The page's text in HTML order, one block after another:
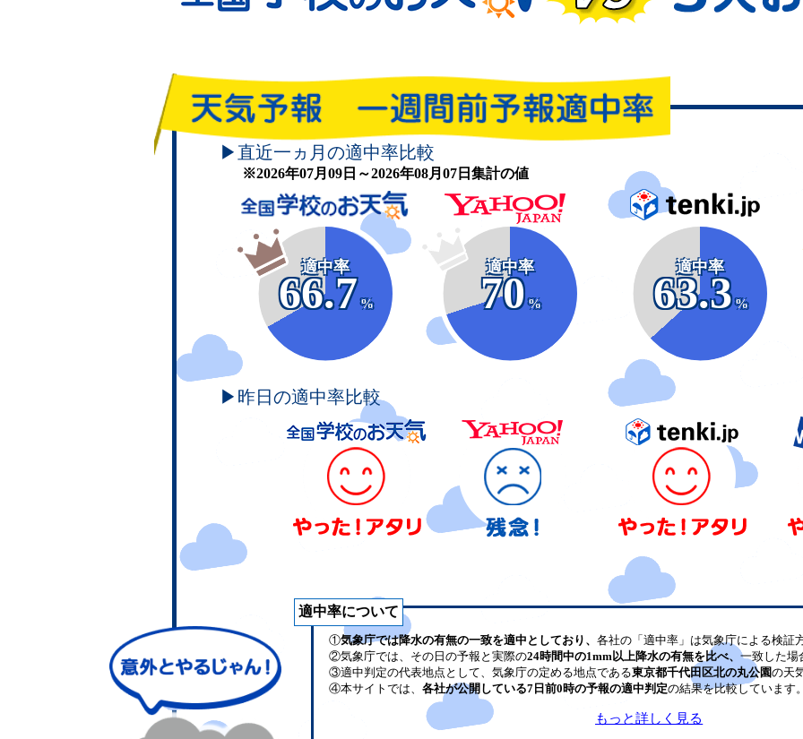
▶直近一ヵ月の適中率比較
※2026年07月09日～2026年08月07日集計の値
適中率
66.7
%
適中率
70
%
適中率
63.3
%
▶昨日の適中率比較
適中率について
①気象庁では降水の有無の一致を適中としており、 各社の「適中率」は気象庁による検証
②気象庁では、その日の予報と実際の24時間中の1mm以上降水の有無を比べ、 一致した場
③適中判定の代表地点として、気象庁の定める地点である東京都千代田区北の丸公園の天
④本サイトでは、 各社が公開している7日前0時の予報の適中判定の結果を比較しています
もっと詳しく見る